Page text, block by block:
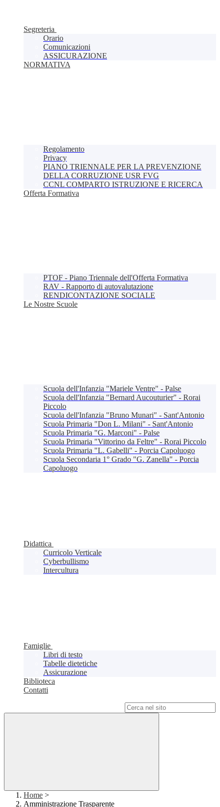
Segreteria
Orario
Comunicazioni
ASSICURAZIONE
NORMATIVA
Regolamento
Privacy
PIANO TRIENNALE PER LA PREVENZIONE
DELLA CORRUZIONE USR FVG
CCNL COMPARTO ISTRUZIONE E RICERCA
Offerta Formativa
PTOF - Piano Triennale dell'Offerta Formativa
RAV - Rapporto di autovalutazione
RENDICONTAZIONE SOCIALE
Le Nostre Scuole
Scuola dell'Infanzia "Mariele Ventre" - Palse
Scuola dell'Infanzia "Bernard Aucouturier" - Rorai
Piccolo
Scuola dell'Infanzia "Bruno Munari" - Sant'Antonio
Scuola Primaria "Don L. Milani" - Sant'Antonio
Scuola Primaria "G. Marconi" - Palse
Scuola Primaria "Vittorino da Feltre" - Rorai Piccolo
Scuola Primaria "L. Gabelli" - Porcia Capoluogo
Scuola Secondaria 1° Grado "G. Zanella" - Porcia
Capoluogo
Didattica
Curricolo Verticale
Cyberbullismo
Intercultura
Famiglie
Libri di testo
Tabelle dietetiche
Assicurazione
Biblioteca
Contatti
Home >
Amministrazione Trasparente